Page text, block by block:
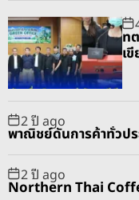
u
l
a
r
e
n
ท
เ
2 ปี ago
พาณิชย์ดันการค้าทั่วปร
2 ปี ago
Northern Thai